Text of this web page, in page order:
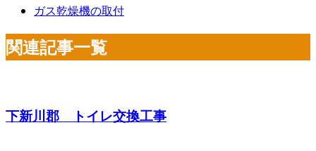
ガス乾燥機の取付
関連記事一覧
下新川郡 トイレ交換工事